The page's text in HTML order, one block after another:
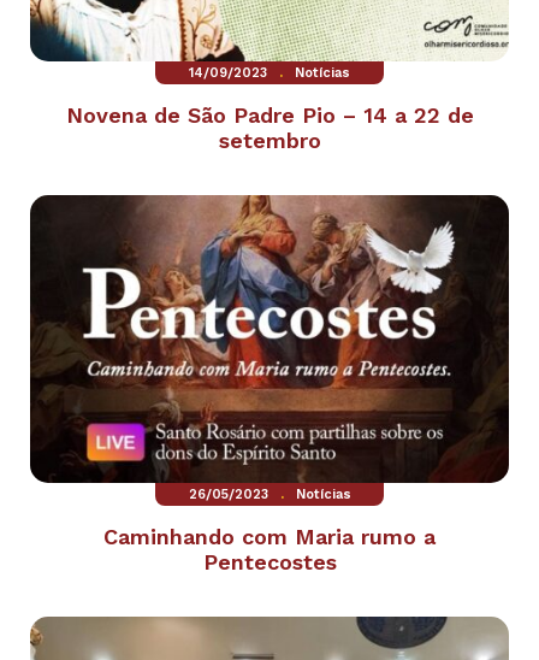
14/09/2023 . Notícias
Novena de São Padre Pio – 14 a 22 de
setembro
26/05/2023 . Notícias
Caminhando com Maria rumo a
Pentecostes